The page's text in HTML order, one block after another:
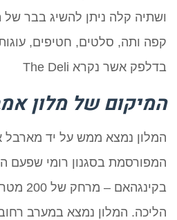
ושתיה קלה ניתן להשיג בבר של
קפה ותה, סלטים, חטיפים, עוגות
בדלפק אשר נקרא The Deli
המיקום של מלון
המלון נמצא ממש על יד
המפורסמת בסגנון רומי שפעם